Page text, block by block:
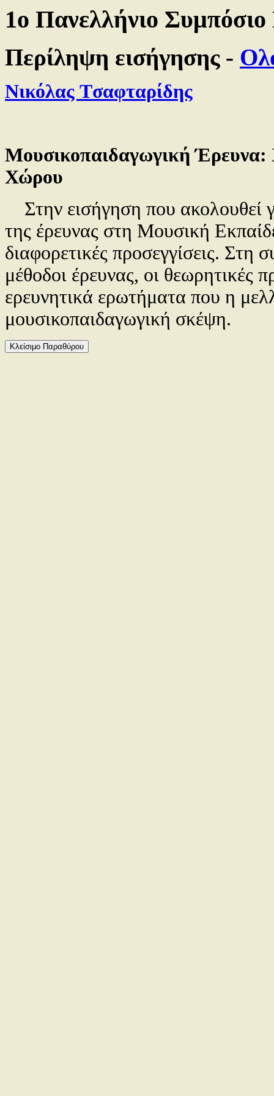
1ο Πανελλήνιο
Περίληψη εισήγησης -
Nικόλας Tσαφταρίδης
Μουσικοπαιδαγωγική Έρευνα:
Χώρου
Στην εισήγηση που ακολουθεί
της έρευνας στη Mουσική
διαφορετικές προσεγγίσεις. Στη
μέθοδοι έρευνας, οι θεωρητικές
ερευνητικά ερωτήματα που η
μουσικοπαιδαγωγική σκέψη.